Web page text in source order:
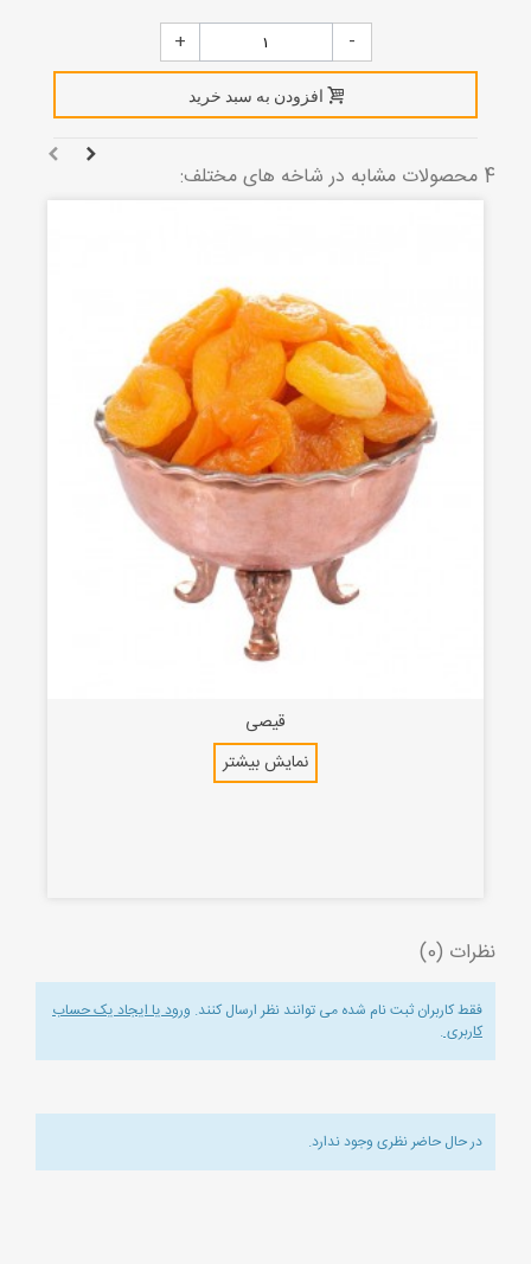
-
+
افزودن به سبد خرید
4 محصولات مشابه در شاخه های مختلف:
قیصی
نمایش بیشتر
نظرات (0)
فقط کاربران ثبت نام شده می توانند نظر ارسال کنند. ورود یا ایجاد یک حساب
کاربری.
در حال حاضر نظری وجود ندارد.